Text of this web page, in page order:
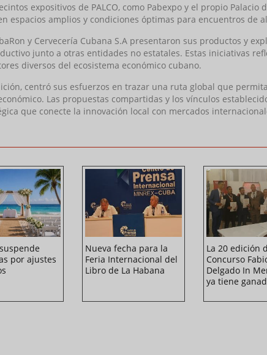
expositivos de PALCO, como Pabexpo y el propio Palacio
espacios amplios y condiciones óptimas para encuentros de
y Cervecería Cubana S.A presentaron sus productos y
junto a otras entidades no estatales. Estas iniciativas
diversos del ecosistema económico cubano.
centró sus esfuerzos en trazar una ruta global que
Las propuestas compartidas y los vínculos
que conecte la innovación local con mercados
por ajustes
Nueva fecha para la
Feria Internacional del
Libro de La Habana
La 20 edición
Concurso
Delgado In
ya tiene